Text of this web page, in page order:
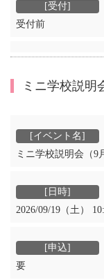
受付前
ミニ学校説明
ミニ学校説明会（9
2026/09/19（土）
要